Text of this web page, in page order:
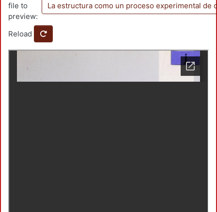
file to
preview:
La estructura como un proceso experimental de
Reload